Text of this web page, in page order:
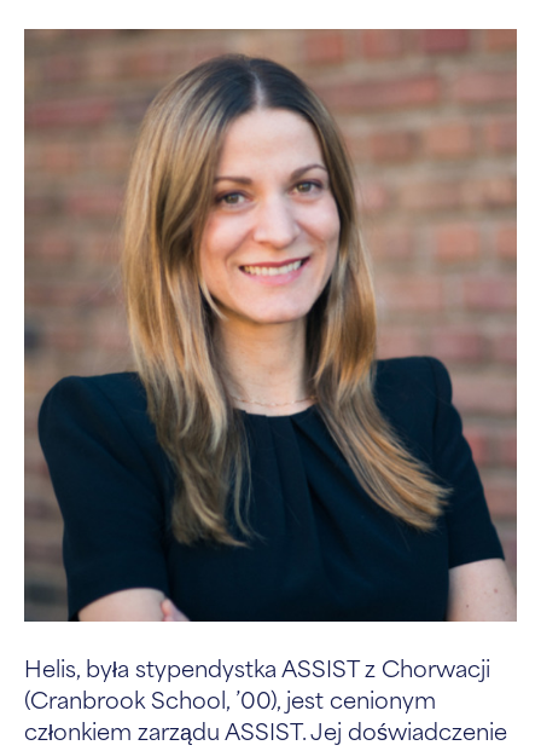
Helis, była stypendystka ASSIST z Chorwacji
(Cranbrook School, ’00), jest cenionym
członkiem zarządu ASSIST. Jej doświadczenie